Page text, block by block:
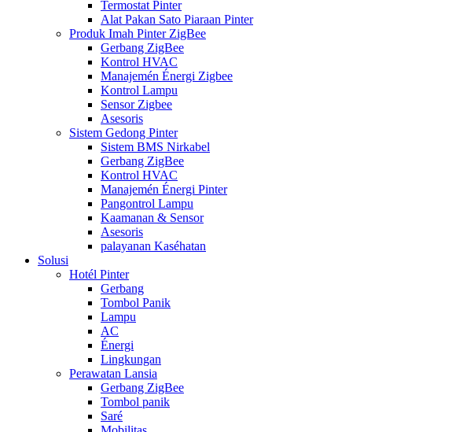
Termostat Pinter
Alat Pakan Sato Piaraan Pinter
Produk Imah Pinter ZigBee
Gerbang ZigBee
Kontrol HVAC
Manajemén Énergi Zigbee
Kontrol Lampu
Sensor Zigbee
Asesoris
Sistem Gedong Pinter
Sistem BMS Nirkabel
Gerbang ZigBee
Kontrol HVAC
Manajemén Énergi Pinter
Pangontrol Lampu
Kaamanan & Sensor
Asesoris
palayanan Kaséhatan
Solusi
Hotél Pinter
Gerbang
Tombol Panik
Lampu
AC
Énergi
Lingkungan
Perawatan Lansia
Gerbang ZigBee
Tombol panik
Saré